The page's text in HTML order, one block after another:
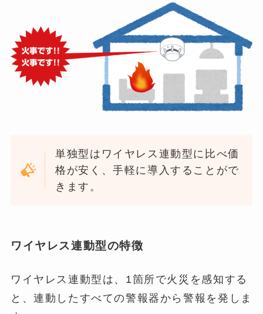
単独型はワイヤレス連動型に比べ価
格が安く、手軽に導入することがで
きます。
ワイヤレス連動型の特徴
ワイヤレス連動型は、1箇所で火災を感知する
と、連動したすべての警報器から警報を発しま